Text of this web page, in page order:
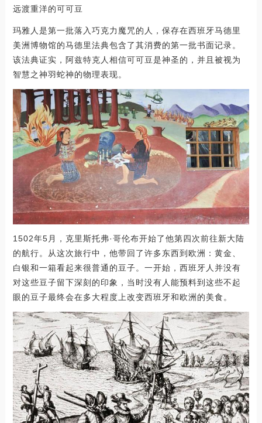
远渡重洋的可可豆
玛雅人是第一批落入巧克力魔咒的人，保存在西班牙马德里
美洲博物馆的马德里法典包含了其消费的第一批书面记录。
该法典证实，阿兹特克人相信可可豆是神圣的，并且被视为
智慧之神羽蛇神的物理表现。
1502年5月，克里斯托弗·哥伦布开始了他第四次前往新大陆
的航行。从这次旅行中，他带回了许多东西到欧洲：黄金、
白银和一箱看起来很普通的豆子。一开始，西班牙人并没有
对这些豆子留下深刻的印象，当时没有人能预料到这些不起
眼的豆子最终会在多大程度上改变西班牙和欧洲的美食。